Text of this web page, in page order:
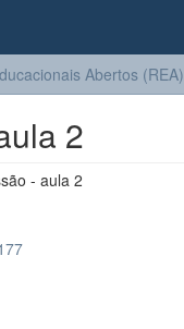
Abertos (REA)
2
- aula 2